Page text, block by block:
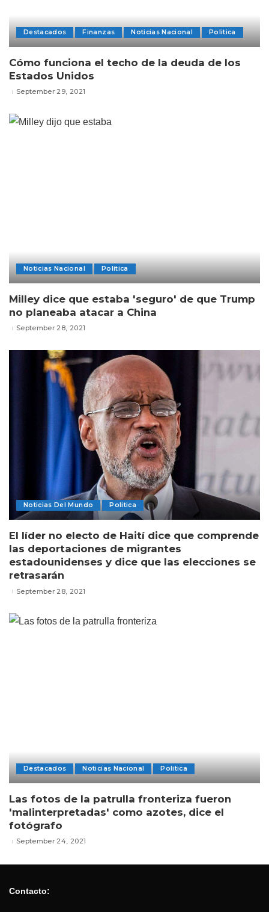
Destacados Finanzas Noticias Nacional Politica
Cómo funciona el techo de la deuda de los
Estados Unidos
September 29, 2021
Noticias Nacional Politica
Milley dice que estaba 'seguro' de que Trump
no planeaba atacar a China
September 28, 2021
Noticias Del Mundo Politica
El líder no electo de Haití dice que comprende
las deportaciones de migrantes
estadounidenses y dice que las elecciones se
retrasarán
September 28, 2021
Destacados Noticias Nacional Politica
Las fotos de la patrulla fronteriza fueron
'malinterpretadas' como azotes, dice el
fotógrafo
September 24, 2021
Contacto: